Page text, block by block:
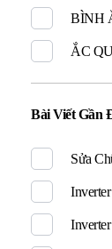
BÌNH
ẮC
Bài Viết Gần
Sửa